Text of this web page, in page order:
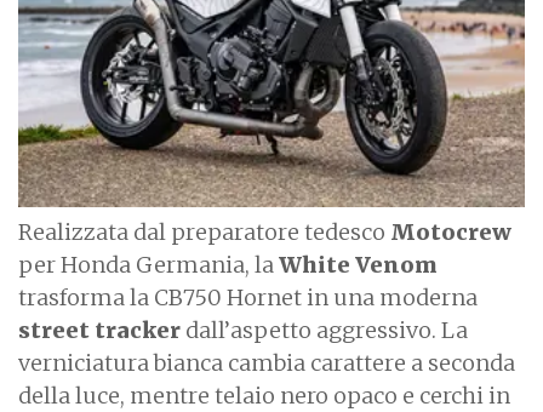
e
Realizzata dal preparatore tedesco Motocrew
per Honda Germania, laWhite Venom
trasforma la CB750 Hornet in una moderna
street tracker dall’aspetto aggressivo. La
verniciatura bianca cambia carattere a seconda
della luce, mentre telaio nero opaco e cerchi in